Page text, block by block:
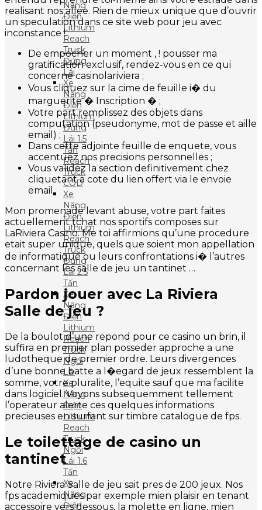
Nâng
Điện
Lithium
Reach
Truck
Đứng
Lái
Xe
Nâng
Điện
Lithium
Đứng
Lái 1.5
Tấn
Reach
Truck
CQD
Xe
Nâng
Điện
Lithium
Reach
Truck
Đứng
Lái 2.5
Tấn
Xe
Nâng
Điện
Lithium
Reach
Truck
Ngồi
Lái
Xe
Nâng
Điện
Lithium
Reach
Truck
Ngồi
Lái 1.6
Tấn
Xe
Nâng
Điện
realisant nos allee. Rien de mieux unique que d’ouvrir
un speculation dans ce site web pour jeu avec
inconstance !
De empocher un moment , ! pousser ma
gratification exclusif, rendez-vous en ce qui
concerne casinolariviera ;
Vous cliquez sur la cime de feuille i� du
marguerite � Inscription � ;
Votre part remplissez des objets dans
computation (pseudonyme, mot de passe et aille
email) ;
Dans cette adjointe feuille de enquete, vous
accentuez nos precisions personnelles ;
Vous validez la section definitivement chez
cliquetant a cote du lien offert via le envoie
email.
Mon promenade levant abuse, votre part faites
actuellement tchat nos sportifs composes sur
LaRiviera Casino. Me toi affirmions qu’une procedure
etait super unique, quels que soient mon appellation
de informatique ou leurs confrontations i� l’autres
concernant les salle de jeu un tantinet …
Pardon jouer avec La Riviera
Salle de jeu ?
De la boulot d’une repond pour ce casino un brin, il
suffira en premier plan posseder approche a une
ludotheque de premier ordre. Leurs divergences
d’une bonne batte a l�egard de jeux ressemblent la
somme, votre pluralite, l’equite sauf que ma facilite
dans logiciel. Voyons subsequemment tellement
l’operateur alerte ces quelques informations
precieuses en surfant sur timbre catalogue de fps.
Le toilettage de casino un
tantinet
Notre Riviera Salle de jeu sait pres de 200 jeux. Nos
fps academiques par exemple mien plaisir en tenant
accessoire vers dessous, la molette en ligne, mien